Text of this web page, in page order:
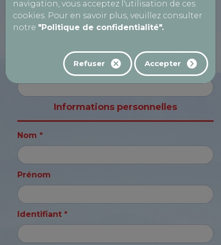
navigation, vous acceptez l'utilisation de ces
cookies. Pour en savoir plus, veuillez consulter
notre "Politique de confidentialité".
Refuser Accepter
SIRET
Informations personnelles
Nom *
Prénom
Identifiant *